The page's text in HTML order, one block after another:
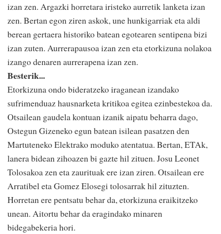
izan zen. Argazki horretara iristeko aurretik lanketa izan
zen. Bertan egon ziren askok, une hunkigarriak eta aldi
berean gertaera historiko batean egotearen sentipena bizi
izan zuten. Aurrerapausoa izan zen eta etorkizuna nolakoa
izango denaren aurrerapena izan zen.
Besterik...
Etorkizuna ondo bideratzeko iraganean izandako
sufrimenduaz hausnarketa kritikoa egitea ezinbestekoa da.
Otsailean gaudela kontuan izanik aipatu beharra dago,
Ostegun Gizeneko egun batean isilean pasatzen den
Martuteneko Elektrako moduko atentatua. Bertan, ETAk,
lanera bidean zihoazen bi gazte hil zituen. Josu Leonet
Tolosakoa zen eta zaurituak ere izan ziren. Otsailean ere
Arratibel eta Gomez Elosegi tolosarrak hil zituzten.
Horretan ere pentsatu behar da, etorkizuna eraikitzeko
unean. Aitortu behar da eragindako minaren
bidegabekeria hori.